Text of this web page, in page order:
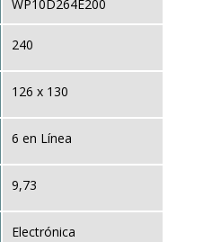
WP10D264E200
240
126 x 130
6 en Línea
9,73
Electrónica